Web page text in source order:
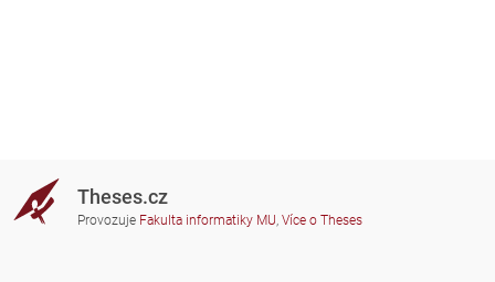
Theses.cz
Provozuje Fakulta informatiky MU, Více o Theses